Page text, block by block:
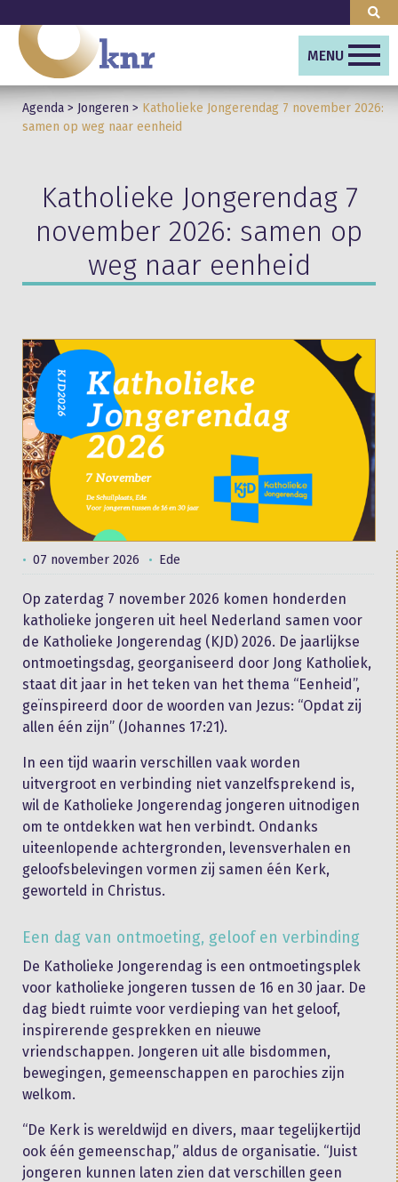
MENU
Agenda > Jongeren > Katholieke Jongerendag 7 november 2026:
samen op weg naar eenheid
Katholieke Jongerendag 7
november 2026: samen op
weg naar eenheid
07 november 2026 Ede
Op zaterdag 7 november 2026 komen honderden
katholieke jongeren uit heel Nederland samen voor
de Katholieke Jongerendag (KJD) 2026. De jaarlijkse
ontmoetingsdag, georganiseerd door Jong Katholiek,
staat dit jaar in het teken van het thema “Eenheid”,
geïnspireerd door de woorden van Jezus: “Opdat zij
allen één zijn” (Johannes 17:21).
In een tijd waarin verschillen vaak worden
uitvergroot en verbinding niet vanzelfsprekend is,
wil de Katholieke Jongerendag jongeren uitnodigen
om te ontdekken wat hen verbindt. Ondanks
uiteenlopende achtergronden, levensverhalen en
geloofsbelevingen vormen zij samen één Kerk,
geworteld in Christus.
Een dag van ontmoeting, geloof en verbinding
De Katholieke Jongerendag is een ontmoetingsplek
voor katholieke jongeren tussen de 16 en 30 jaar. De
dag biedt ruimte voor verdieping van het geloof,
inspirerende gesprekken en nieuwe
vriendschappen. Jongeren uit alle bisdommen,
bewegingen, gemeenschappen en parochies zijn
welkom.
“De Kerk is wereldwijd en divers, maar tegelijkertijd
ook één gemeenschap,” aldus de organisatie. “Juist
jongeren kunnen laten zien dat verschillen geen